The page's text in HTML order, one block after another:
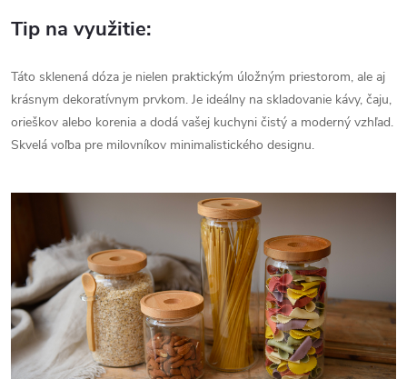
Tip na využitie:
Táto sklenená dóza je nielen praktickým úložným priestorom, ale aj
krásnym dekoratívnym prvkom. Je ideálny na skladovanie kávy, čaju,
orieškov alebo korenia a dodá vašej kuchyni čistý a moderný vzhľad.
Skvelá voľba pre milovníkov minimalistického designu.